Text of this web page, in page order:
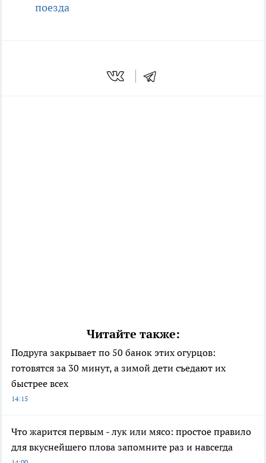
поезда
Читайте также:
Подруга закрывает по 50 банок этих огурцов:
готовятся за 30 минут, а зимой дети съедают их
быстрее всех
14:15
Что жарится первым - лук или мясо: простое правило
для вкуснейшего плова запомните раз и навсегда